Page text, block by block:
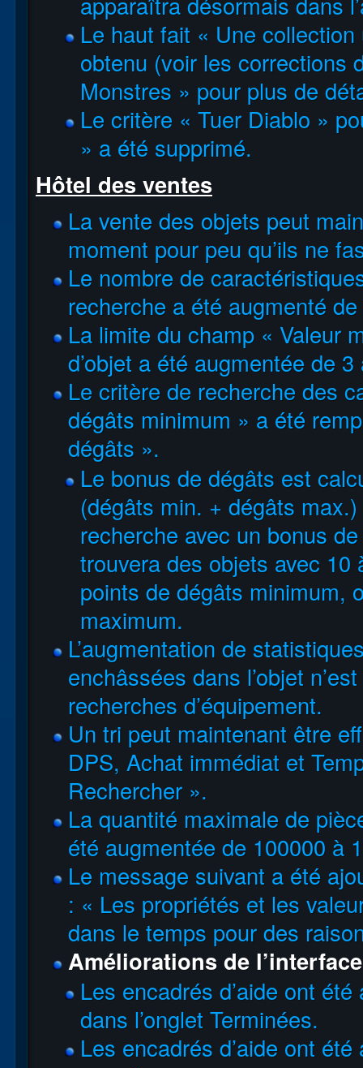
Le haut fait « Une
obtenu (voir les corrections
Monstres » pour plus de
Le critère « Tuer Diablo »
» a été supprimé.
Hôtel des ventes
La vente des objets peut
moment pour peu qu’ils ne
Le nombre de
recherche a été augmenté
La limite du champ « Valeur
d’objet a été augmentée de
Le critère de recherche des
dégâts minimum » a été
dégâts ».
Le bonus de dégâts est
(dégâts min. + dégâts
recherche avec un bonus
trouvera des objets avec
points de dégâts minimum,
maximum.
L’augmentation de
enchâssées dans l’objet
recherches d’équipement.
Un tri peut maintenant être
DPS, Achat immédiat et
Rechercher ».
La quantité maximale de
été augmentée de 100000 à
Le message suivant a été
: « Les propriétés et les
dans le temps pour des
Améliorations de
Les encadrés d’aide ont
dans l’onglet Terminées.
Les encadrés d’aide ont